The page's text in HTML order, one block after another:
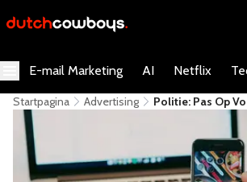
E-mail Marketing AI Netflix
Startpagina Advertising
Politie: Pas Op
Op Het Internet